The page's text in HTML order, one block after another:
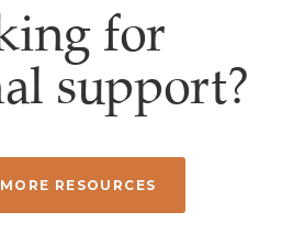
for
support?
RESOURCES